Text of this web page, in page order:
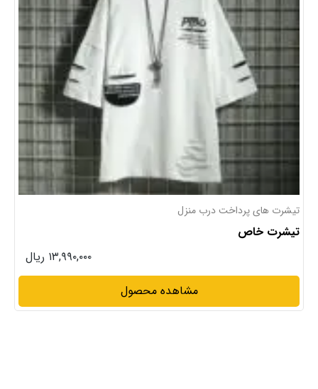
تیشرت های پرداخت درب منزل
تیشرت خاص
۱۳,۹۹۰,۰۰۰ ریال
مشاهده محصول